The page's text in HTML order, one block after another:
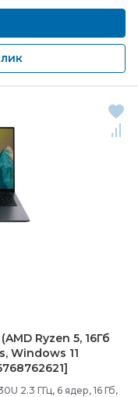
Ryzen 5, 16Гб
Windows 11
2.3 ГГц, 6 ядер, 16 Гб,